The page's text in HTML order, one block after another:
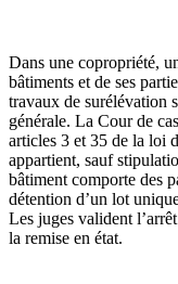
Dans une copropriété,
bâtiments et de ses
travaux de surélévation
générale. La Cour de
articles 3 et 35 de la loi
appartient, sauf
bâtiment comporte des
détention d’un lot
Les juges valident
la remise en état.